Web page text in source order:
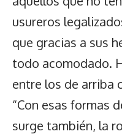
usureros
que gracias a sus
todo acomodado.
entre los de arriba
“Con esas formas
surge también, la